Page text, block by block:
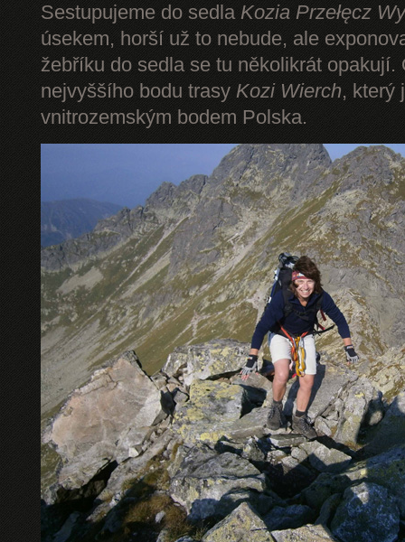
Sestupujeme do sedla Kozia Przełęcz
úsekem, horší už to nebude, ale
žebříku do sedla se tu několikrát opakují.
nejvyššího bodu trasy Kozi Wierch, který
vnitrozemským bodem Polska.